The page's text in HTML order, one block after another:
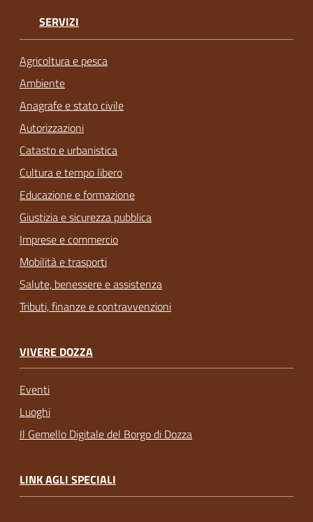
SERVIZI
Agricoltura e pesca
Ambiente
Anagrafe e stato civile
Autorizzazioni
Catasto e urbanistica
Cultura e tempo libero
Educazione e formazione
Giustizia e sicurezza pubblica
Imprese e commercio
Mobilità e trasporti
Salute, benessere e assistenza
Tributi, finanze e contravvenzioni
VIVERE DOZZA
Eventi
Luoghi
Il Gemello Digitale del Borgo di Dozza
LINK AGLI SPECIALI